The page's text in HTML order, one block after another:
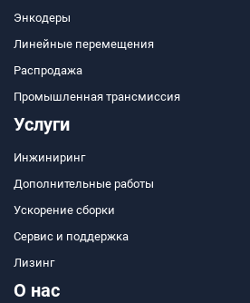
Энкодеры
Линейные перемещения
Распродажа
Промышленная трансмиссия
Услуги
Инжиниринг
Дополнительные работы
Ускорение сборки
Сервис и поддержка
Лизинг
О нас